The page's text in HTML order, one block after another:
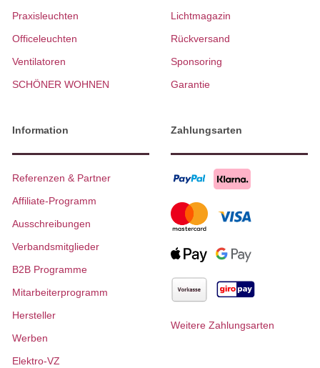
Praxisleuchten
Officeleuchten
Ventilatoren
SCHÖNER WOHNEN
Lichtmagazin
Rückversand
Sponsoring
Garantie
Information
Referenzen & Partner
Affiliate-Programm
Ausschreibungen
Verbandsmitglieder
B2B Programme
Mitarbeiterprogramm
Hersteller
Werben
Elektro-VZ
Zahlungsarten
Weitere Zahlungsarten